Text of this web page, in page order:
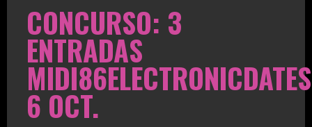
CONCURSO: 3
ENTRADAS
MIDI86ELECTRONICDATES
6 OCT.